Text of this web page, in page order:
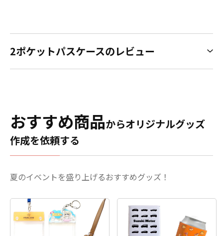
2ポケットパスケースのレビュー
おすすめ商品からオリジナルグッズ
作成を依頼する
夏のイベントを盛り上げるおすすめグッズ！